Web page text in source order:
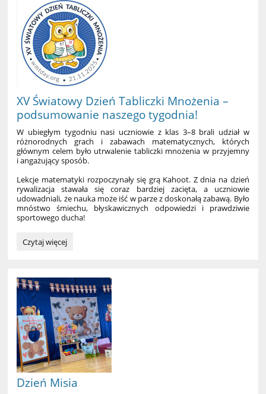
Rodziny
Pileckich:
XV Światowy Dzień Tabliczki Mnożenia –
podsumowanie naszego tygodnia!
W ubiegłym tygodniu nasi uczniowie z klas 3–8 brali udział w
różnorodnych grach i zabawach matematycznych, których
głównym celem było utrwalenie tabliczki mnożenia w przyjemny
i angażujący sposób.
Lekcje matematyki rozpoczynały się grą Kahoot. Z dnia na dzień
rywalizacja stawała się coraz bardziej zacięta, a uczniowie
udowadniali, że nauka może iść w parze z doskonałą zabawą. Było
mnóstwo śmiechu, błyskawicznych odpowiedzi i prawdziwie
sportowego ducha!
XV
Mnożenia
–
podsumowanie
naszego
tygodnia!:
Czytaj więcej
Dzień Misia